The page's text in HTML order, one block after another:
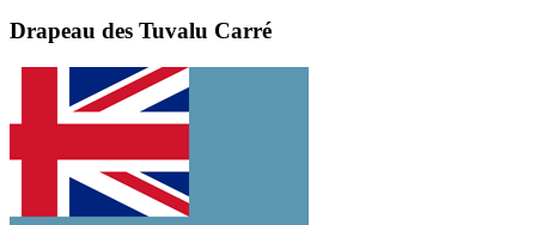
Drapeau des Tuvalu Carré